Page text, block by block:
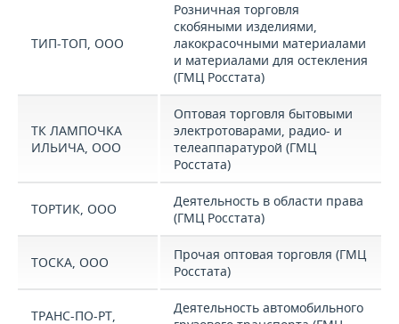
ТИП-ТОП, ООО
Розничная торговля
скобяными изделиями,
лакокрасочными материалами
и материалами для остекления
(ГМЦ Росстата)
ТК ЛАМПОЧКА
ИЛЬИЧА, ООО
Оптовая торговля бытовыми
электротоварами, радио- и
телеаппаратурой (ГМЦ
Росстата)
ТОРТИК, ООО
Деятельность в области права
(ГМЦ Росстата)
ТОСКА, ООО
Прочая оптовая торговля (ГМЦ
Росстата)
ТРАНС-ПО-РТ,
Деятельность автомобильного